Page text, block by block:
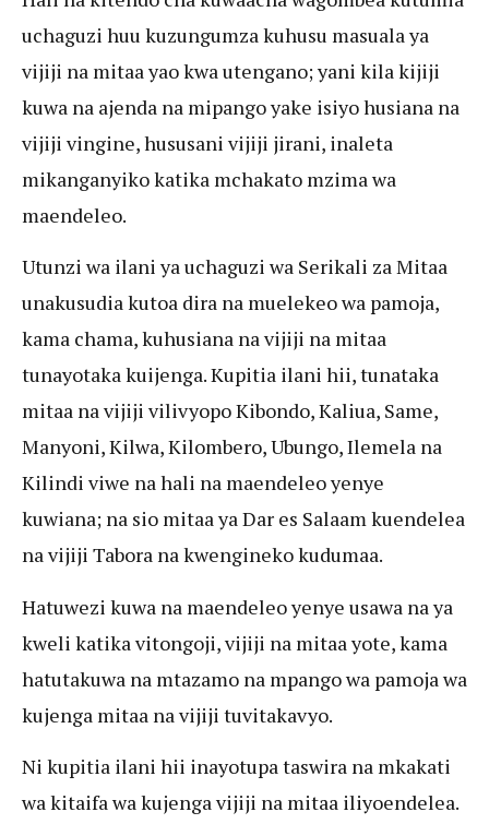
uchaguzi huu kuzungumza kuhusu masuala ya
vijiji na mitaa yao kwa utengano; yani kila kijiji
kuwa na ajenda na mipango yake isiyo husiana na
vijiji vingine, hususani vijiji jirani, inaleta
mikanganyiko katika mchakato mzima wa
maendeleo.
Utunzi wa ilani ya uchaguzi wa Serikali za Mitaa
unakusudia kutoa dira na muelekeo wa pamoja,
kama chama, kuhusiana na vijiji na mitaa
tunayotaka kuijenga. Kupitia ilani hii, tunataka
mitaa na vijiji vilivyopo Kibondo, Kaliua, Same,
Manyoni, Kilwa, Kilombero, Ubungo, Ilemela na
Kilindi viwe na hali na maendeleo yenye
kuwiana; na sio mitaa ya Dar es Salaam kuendelea
na vijiji Tabora na kwengineko kudumaa.
Hatuwezi kuwa na maendeleo yenye usawa na ya
kweli katika vitongoji, vijiji na mitaa yote, kama
hatutakuwa na mtazamo na mpango wa pamoja wa
kujenga mitaa na vijiji tuvitakavyo.
Ni kupitia ilani hii inayotupa taswira na mkakati
wa kitaifa wa kujenga vijiji na mitaa iliyoendelea.